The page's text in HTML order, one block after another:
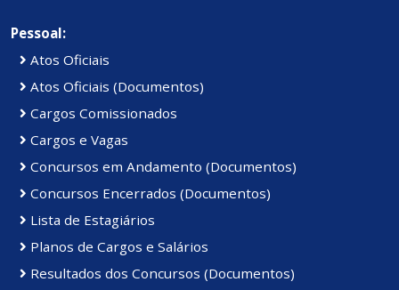
Pessoal:
Atos Oficiais
Atos Oficiais (Documentos)
Cargos Comissionados
Cargos e Vagas
Concursos em Andamento (Documentos)
Concursos Encerrados (Documentos)
Lista de Estagiários
Planos de Cargos e Salários
Resultados dos Concursos (Documentos)